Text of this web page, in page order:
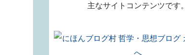
主なサイトコンテンツです。